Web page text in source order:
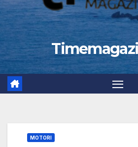
MOTORI